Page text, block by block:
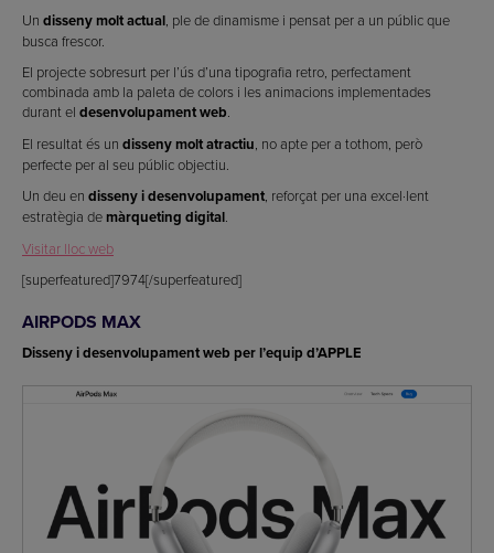
Un disseny molt actual, ple de dinamisme i pensat per a un públic que
busca frescor.
El projecte sobresurt per l’ús d’una tipografia retro, perfectament
combinada amb la paleta de colors i les animacions implementades
durant el desenvolupament web.
El resultat és un disseny molt atractiu, no apte per a tothom, però
perfecte per al seu públic objectiu.
Un deu en disseny i desenvolupament, reforçat per una excel·lent
estratègia de màrqueting digital.
Visitar lloc web
[superfeatured]7974[/superfeatured]
AIRPODS MAX
Disseny i desenvolupament web per l’equip d’APPLE